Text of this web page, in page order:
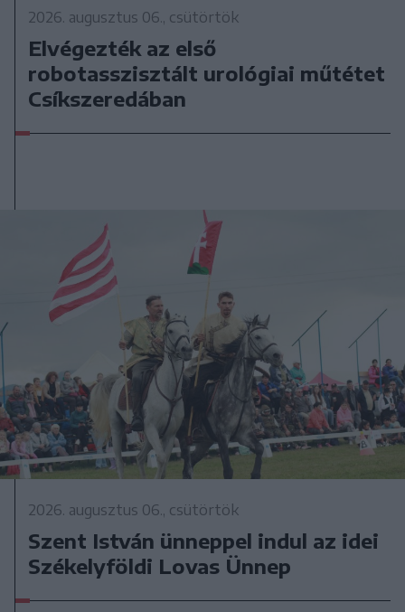
2026. augusztus 06., csütörtök
Elvégezték az első
robotasszisztált urológiai műtétet
Csíkszeredában
2026. augusztus 06., csütörtök
Szent István ünneppel indul az idei
Székelyföldi Lovas Ünnep